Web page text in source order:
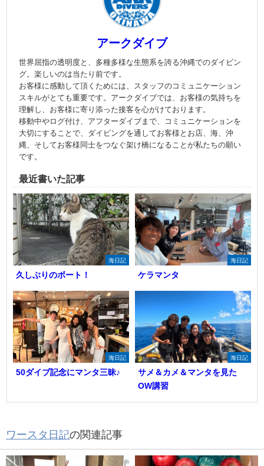
アークダイブ
世界屈指の透明度と、多種多様な生態系を誇る沖縄でのダイビン
グ。楽しいのは当たり前です。
お客様に感動して頂くためには、スタッフのコミュニケーション
スキルがとても重要です。アークダイブでは、お客様の気持ちを
理解し、お客様に寄り添った接客を心がけております。
移動中やログ付け、アフターダイブまで、コミュニケーションを
大切にすることで、ダイビングを通してお客様とお店、海、沖
縄、そしてお客様同士をつなぐ架け橋になることが私たちの願い
です。
最近書いた記事
海日記
久しぶりのボート！
海日記
ケラマンタ
海日記
50ダイブ記念にマンタ三昧♪
海日記
サメ＆カメ＆マンタを見た
OW講習
ワースタ日記の関連記事